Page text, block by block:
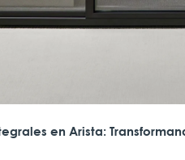
en Arista: